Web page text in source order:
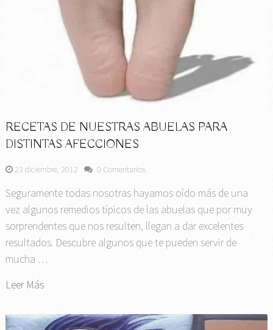
RECETAS DE NUESTRAS ABUELAS PARA
DISTINTAS AFECCIONES
23 diciembre, 2012 0 Comentarios
Seguramente todas nosotras hayamos oído más de una
vez algunos remedios típicos de las abuelas que por muy
sorprendentes que nos resulten, llegan a dar excelentes
resultados. Descubre algunos que te pueden servir de
mucha …
Leer Más